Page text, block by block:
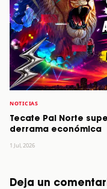
NOTICIAS
Tecate Pal Norte
derrama económica
1 Jul, 2026
Deja un